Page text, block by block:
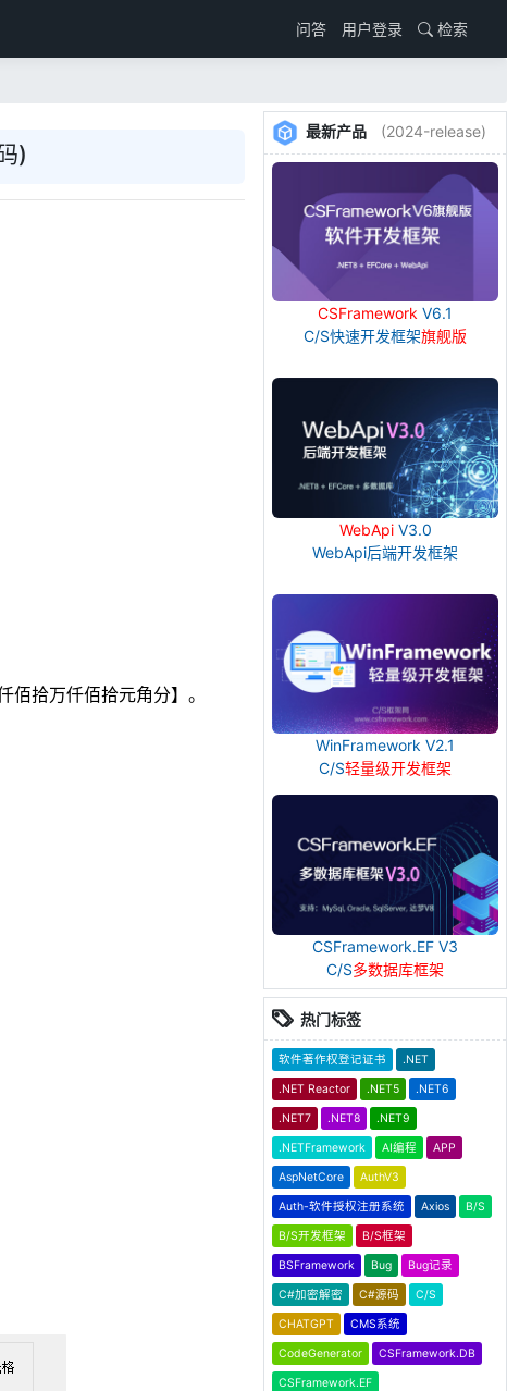
问答 用户登录 检索
)
拾万仟佰拾元角分】。
最新产品 (2024-release)
CSFramework V6.1
C/S快速开发框架旗舰版
WebApiV3.0
WebApi后端开发框架
WinFramework V2.1
C/S轻量级开发框架
CSFramework.EF V3
C/S多数据库框架
热门标签
软件著作权登记证书 .NET
.NET Reactor .NET5 .NET6
.NET7 .NET8 .NET9
.NETFramework AI编程 APP
AspNetCore AuthV3
Auth-软件授权注册系统 Axios B/S
B/S开发框架 B/S框架
BSFramework Bug Bug记录
C#加密解密 C#源码 C/S
CHATGPT CMS系统
CodeGenerator CSFramework.DB
CSFramework.EF